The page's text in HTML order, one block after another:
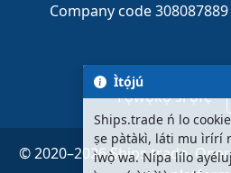
Company code
Fọwọ́kọ sí ọfẹ
© 2020–2026 Ships.trade.
Ìtọ́jú
Ships.trade ń lo
ṣe pàtàkì, láti mu ìrírí
ìwọ̀ wa. Nípa lílo